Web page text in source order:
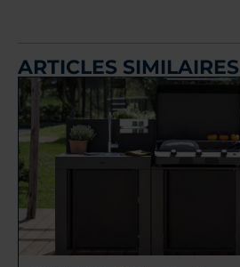
ARTICLES SIMILAIRES